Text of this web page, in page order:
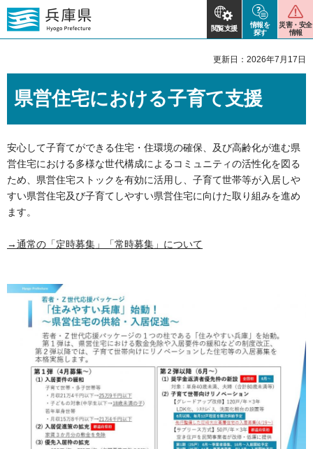
閲覧支援
情報を
探す
災害・安全
情報
更新日：2026年7月17日
県営住宅における子育て支援
安心して子育てができる住宅・住環境の確保、及び高齢化が進む県
営住宅における多様な世代構成によるコミュニティの活性化を図る
ため、県営住宅ストックを有効に活用し、子育て世帯等が入居しや
すい県営住宅及び子育てしやすい県営住宅に向けた取り組みを進め
ます。
→通常の「定時募集」「常時募集」について